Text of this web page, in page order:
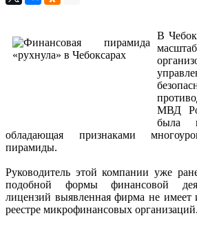
В
МВД
была
обладающая признаками
пирамиды.
Руководитель этой компании уже
подобной формы финансовой
лицензий выявленная фирма не имеет
реестре микрофинансовых организаций.